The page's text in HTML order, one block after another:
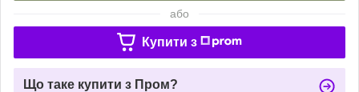
або
Купити з
Що таке купити з Пром?